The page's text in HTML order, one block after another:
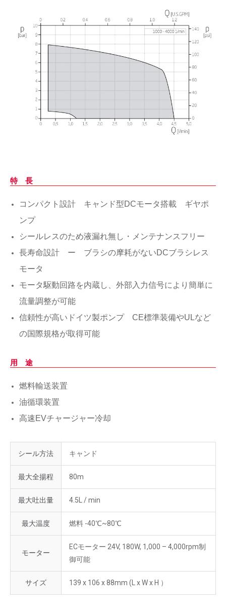
特 長
コンパクト設計 キャンド型DCモータ搭載 ギヤポ
ンプ
シールレスのため液漏れ無し・メンテナンスフリー
長寿命設計 ー ブラシの摩耗がないDCブラシレス
モータ
モータ駆動回路を内蔵し、外部入力信号により簡単に
流量調整が可能
信頼性が高いドイツ製ポンプ CE標準装備やULなど
の国際規格が取得可能
用 途
燃料輸送装置
油循環装置
高速EVチャージャー冷却
シール方法 キャンド
最大全揚程 80m
最大吐出量 4.5L / min
最大温度 燃料 -40℃~80℃
モーター
ECモーター 24V, 180W, 1,000 – 4,000rpm制
御可能
サイズ 139 x 106 x 88mm (L x W x H ）